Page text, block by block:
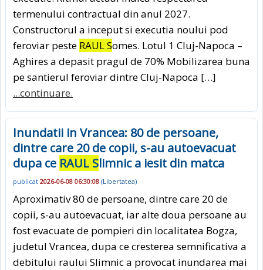
termenului contractual din anul 2027.
Constructorul a inceput si executia noului pod
feroviar peste RAUL Somes. Lotul 1 Cluj-Napoca –
Aghires a depasit pragul de 70% Mobilizarea buna
pe santierul feroviar dintre Cluj-Napoca […]
...continuare.
Inundatii in Vrancea: 80 de persoane,
dintre care 20 de copii, s-au autoevacuat
dupa ce RAUL Slimnic a iesit din matca
publicat 2026-06-08 06:30:08 (Libertatea)
Aproximativ 80 de persoane, dintre care 20 de
copii, s-au autoevacuat, iar alte doua persoane au
fost evacuate de pompieri din localitatea Bogza,
judetul Vrancea, dupa ce cresterea semnificativa a
debitului raului Slimnic a provocat inundarea mai